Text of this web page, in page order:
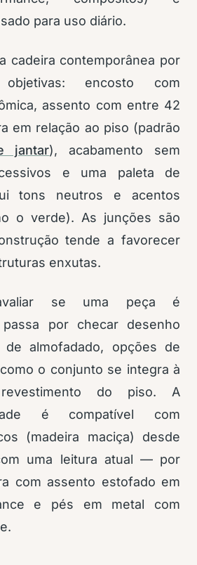
para uso diário.
cadeira contemporânea por
objetivas: encosto com
assento com entre 42
em relação ao piso (padrão
jantar), acabamento sem
e uma paleta de
tons neutros e acentos
o verde). As junções são
tende a favorecer
enxutas.
se uma peça é
passa por checar desenho
almofadado, opções de
o conjunto se integra à
do piso. A
é compatível com
(madeira maciça) desde
uma leitura atual — por
com assento estofado em
e pés em metal com